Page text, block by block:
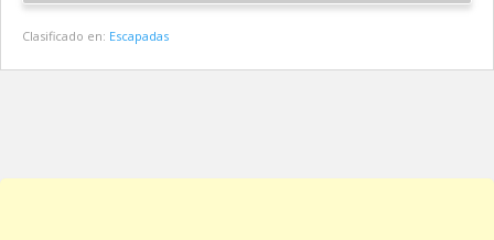
Clasificado en: Escapadas